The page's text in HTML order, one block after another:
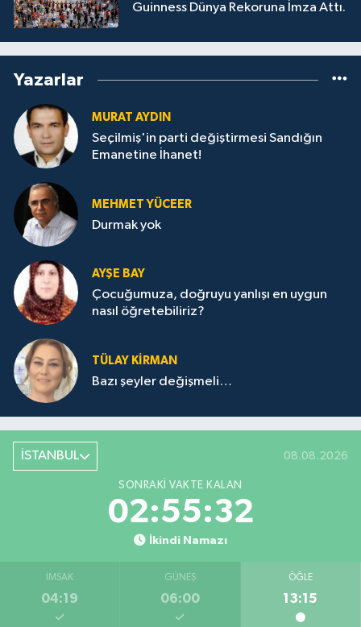
Guinness Dünya Rekoruna İmza Attı.
Yazarlar
MURAT AYDIN
Seçilmiş'in parti değiştirmesi Sandığın
Emanetine İhanet!
MEHMET YÜCEER
Durmak yok
AYŞE BAY
Çocuğumuza, doğruyu yanlışı en uygun
nasıl öğretebiliriz?
TÜLAY KİRMAN
Bazı şeyler değişmeli…
İSTANBUL 08.08.2026
SONRAKI VAKTE KALAN
02:55:32
İkindi Namazı
İMSAK
04:19
GÜNEŞ
06:00
ÖĞLE
13:15